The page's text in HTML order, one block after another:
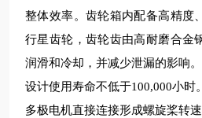
整体效率。齿轮箱内配备高精度
行星齿轮，齿轮齿由高耐磨合金
润滑和冷却，并减少泄漏的影响。
设计使用寿命不低于100,000小时。
多极电机直接连接形成螺旋桨转速